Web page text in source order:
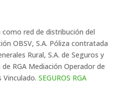
como red de distribución del
OBSV, S.A. Póliza contratada
Rural, S.A. de Seguros y
RGA Mediación Operador de
Vinculado. SEGUROS RGA